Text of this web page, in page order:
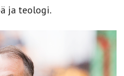
ja teologi.